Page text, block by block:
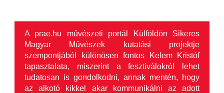
A prae.hu művészeti portál Külföldön Sikeres
Magyar Művészek kutatási projektje
szempontjából különösen fontos Kelem Kristóf
tapasztalata, miszerint a fesztiválokról lehet
tudatosan is gondolkodni, annak mentén, hogy
az alkotó kikkel akar kommunikálni az adott